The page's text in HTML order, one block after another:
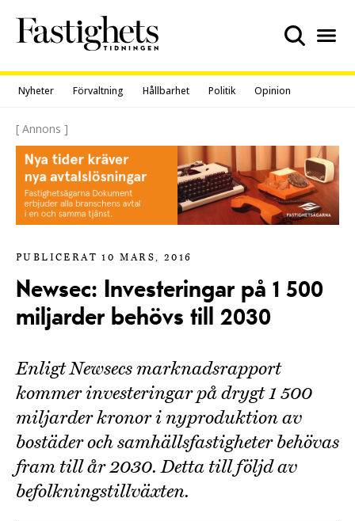
content
Nyheter Förvaltning Hållbarhet Politik Opinion
[ Annons ]
PUBLICERAT 10 MARS, 2016
Newsec: Investeringar på 1 500
miljarder behövs till 2030
Enligt Newsecs marknadsrapport
kommer investeringar på drygt 1 500
miljarder kronor i nyproduktion av
bostäder och samhällsfastigheter behövas
fram till år 2030. Detta till följd av
befolkningstillväxten.